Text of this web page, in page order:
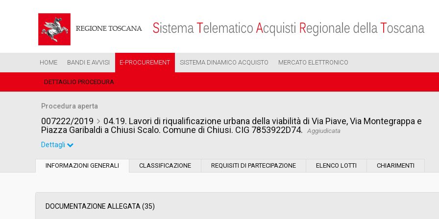
HOME BANDI E AVVISI E-PROCUREMENT SISTEMA DINAMICO ACQUISTO MERCATO ELETTRONICO
DETTAGLIO PROCEDURA
Procedura aperta
007222/2019
04.19. Lavori di riqualificazione urbana della viabilità di Via Piave, Via Montegrappa e
Piazza Garibaldi a Chiusi Scalo. Comune di Chiusi. CIG 7853922D74.
Aggiudicata
Data pubblicazione:
Dettagli
INFORMAZIONI GENERALI CLASSIFICAZIONE REQUISITI DI PARTECIPAZIONE ELENCO LOTTI CHIARIMENTI
DOCUMENTAZIONE ALLEGATA (35)